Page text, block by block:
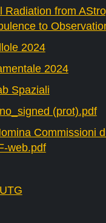
Radiation from
to
2024
2024
Spaziali
(prot).pdf
Commissioni
web.pdf